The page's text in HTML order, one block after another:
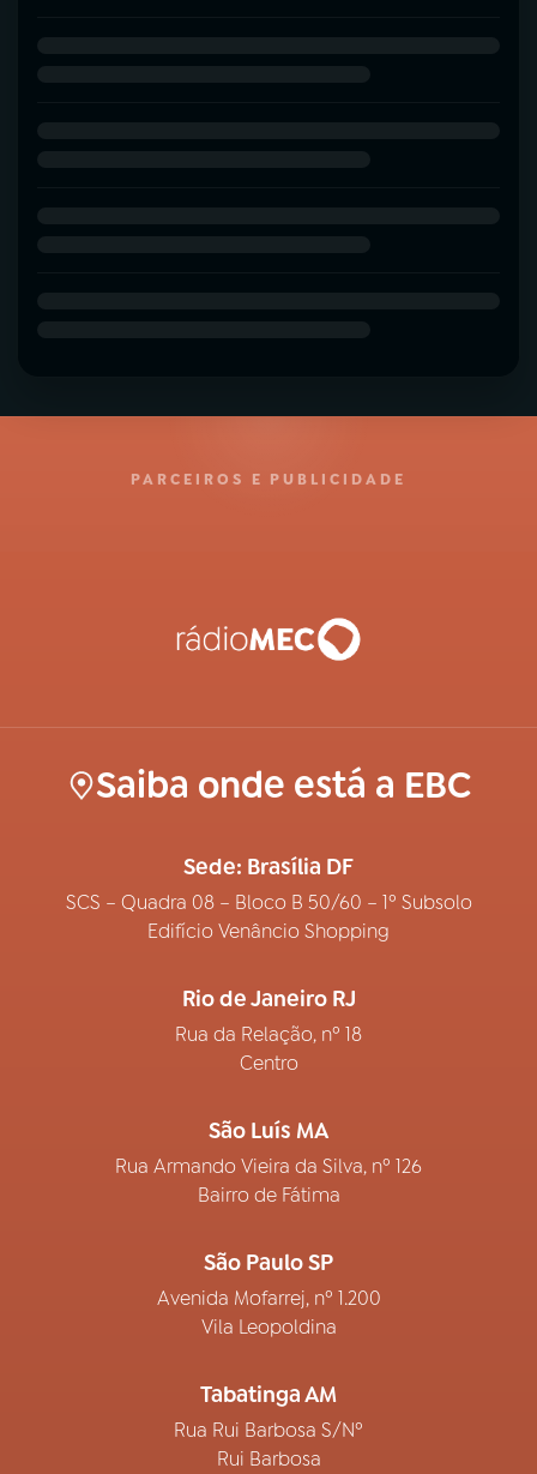
PARCEIROS E PUBLICIDADE
Saiba onde está a EBC
Sede: Brasília DF
SCS – Quadra 08 – Bloco B 50/60 – 1º Subsolo
Edifício Venâncio Shopping
Rio de Janeiro RJ
Rua da Relação, nº 18
Centro
São Luís MA
Rua Armando Vieira da Silva, nº 126
Bairro de Fátima
São Paulo SP
Avenida Mofarrej, nº 1.200
Vila Leopoldina
Tabatinga AM
Rua Rui Barbosa S/Nº
Rui Barbosa